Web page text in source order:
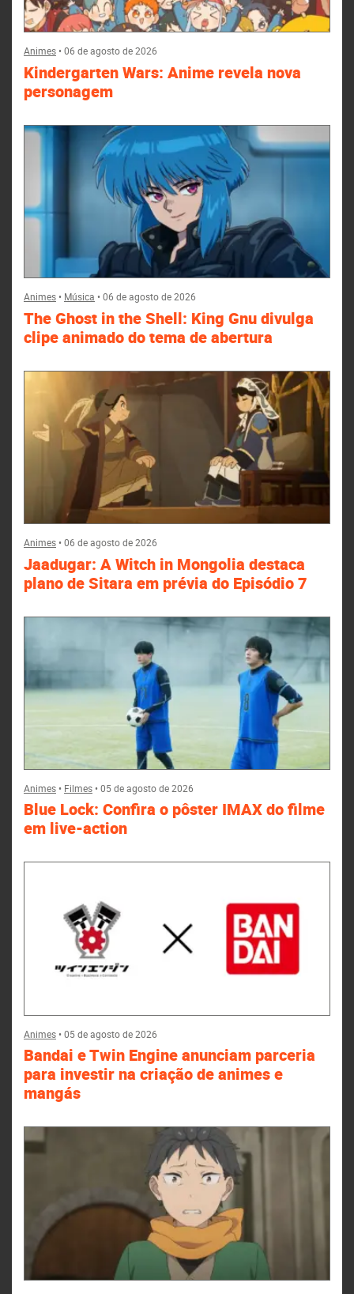
Animes•06 de agosto de 2026
Kindergarten Wars: Anime revela nova
personagem
Animes• Música •06 de agosto de 2026
The Ghost in the Shell: King Gnu divulga
clipe animado do tema de abertura
Animes•06 de agosto de 2026
Jaadugar: A Witch in Mongolia destaca
plano de Sitara em prévia do Episódio 7
Animes• Filmes•05 de agosto de 2026
Blue Lock: Confira o pôster IMAX do filme
em live-action
Animes•05 de agosto de 2026
Bandai e Twin Engine anunciam parceria
para investir na criação de animes e
mangás